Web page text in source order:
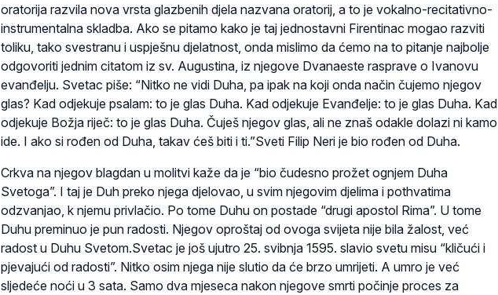
oratorija razvila nova vrsta glazbenih djela nazvana oratorij, a to je vokalno-recitativno-
instrumentalna skladba. Ako se pitamo kako je taj jednostavni Firentinac mogao razviti
toliku, tako svestranu i uspješnu djelatnost, onda mislimo da ćemo na to pitanje najbolje
odgovoriti jednim citatom iz sv. Augustina, iz njegove Dvanaeste rasprave o Ivanovu
evanđelju. Svetac piše: “Nitko ne vidi Duha, pa ipak na koji onda način čujemo njegov
glas? Kad odjekuje psalam: to je glas Duha. Kad odjekuje Evanđelje: to je glas Duha. Kad
odjekuje Božja riječ: to je glas Duha. Čuješ njegov glas, ali ne znaš odakle dolazi ni kamo
ide. I ako si rođen od Duha, takav ćeš biti i ti.”Sveti Filip Neri je bio rođen od Duha.
Crkva na njegov blagdan u molitvi kaže da je “bio čudesno prožet ognjem Duha
Svetoga”. I taj je Duh preko njega djelovao, u svim njegovim djelima i pothvatima
odzvanjao, k njemu privlačio. Po tome Duhu on postade “drugi apostol Rima”. U tome
Duhu preminuo je pun radosti. Njegov oproštaj od ovoga svijeta nije bila žalost, već
radost u Duhu Svetom.Svetac je još ujutro 25. svibnja 1595. slavio svetu misu “kličući i
pjevajući od radosti”. Nitko osim njega nije slutio da će brzo umrijeti. A umro je već
sljedeće noći u 3 sata. Samo dva mjeseca nakon njegove smrti počinje proces za